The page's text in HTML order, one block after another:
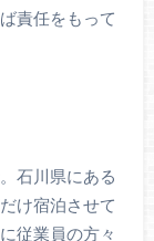
責任をもって
石川県にある
け宿泊させて
従業員の方々